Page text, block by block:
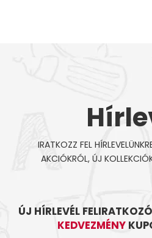
IRATKOZZ FEL
AKCIÓKRÓL, ÚJ
ÚJ HÍRLEVÉL
KEDVEZMÉNY